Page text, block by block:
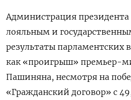
Администрация президента
лояльным и
результаты парламентских
как «проигрыш» премьер-
Пашиняна, несмотря на
«Гражданский договор» с